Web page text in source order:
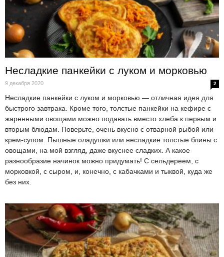
Несладкие панкейки с луком и морковью
9 декабря 2020 2
Несладкие панкейки с луком и морковью — отличная идея для
быстрого завтрака. Кроме того, толстые панкейки на кефире с
жаренными овощами можно подавать вместо хлеба к первым и
вторым блюдам. Поверьте, очень вкусно с отварной рыбой или
крем-супом. Пышные оладушки или несладкие толстые блины с
овощами, на мой взгляд, даже вкуснее сладких. А какое
разнообразие начинок можно придумать! С сельдереем, с
морковкой, с сыром, и, конечно, с кабачками и тыквой, куда же
без них.